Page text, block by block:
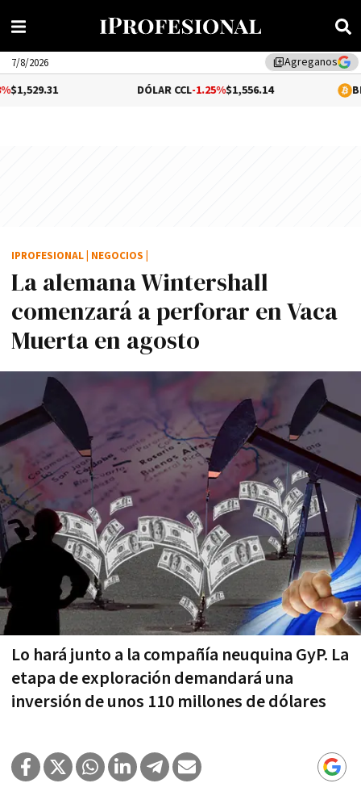
library_addAgreganos
7/8/2026
-1.25%$1,556.14
La alemana Wintershall
comenzará a perforar en Vaca
Muerta en agosto
Lo hará junto a la compañía neuquina GyP. La
etapa de exploración demandará una
inversión de unos 110 millones de dólares
IPROFESIONAL NEGOCIOS